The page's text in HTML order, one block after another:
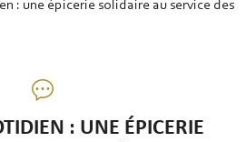
: une épicerie solidaire au service des
: UNE ÉPICERIE